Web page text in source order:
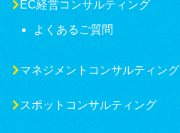
EC経営コンサルティング
よくあるご質問
マネジメントコンサルティング
スポットコンサルティング